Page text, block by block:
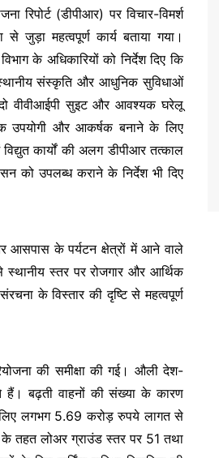
रिपोर्ट (डीपीआर) पर विचार-विमर्श
जुड़ा महत्वपूर्ण कार्य बताया गया।
के अधिकारियों को निर्देश दिए कि
स्थानीय संस्कृति और आधुनिक सुविधाओं
वीवीआईपी सुइट और आवश्यक घरेलू
उपयोगी और आकर्षक बनाने के लिए
कार्यों की अलग डीपीआर तत्काल
को उपलब्ध कराने के निर्देश भी दिए
आसपास के पर्यटन क्षेत्रों में आने वाले
स्थानीय स्तर पर रोजगार और आर्थिक
के विस्तार की दृष्टि से महत्वपूर्ण
की समीक्षा की गई। औली देश-
बढ़ती वाहनों की संख्या के कारण
लिए लगभग 5.69 करोड़ रुपये लागत से
के तहत लोअर ग्राउंड स्तर पर 51 तथा